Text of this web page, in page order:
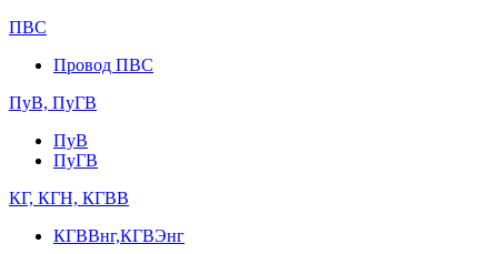
ПВС
Провод ПВС
ПуВ, ПуГВ
ПуВ
ПуГВ
КГ, КГН, КГВВ
КГВВнг,КГВЭнг